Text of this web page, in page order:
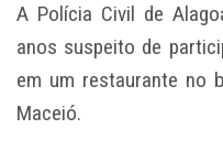
A Polícia Civil de
anos suspeito de
em um restaurante no
Maceió.